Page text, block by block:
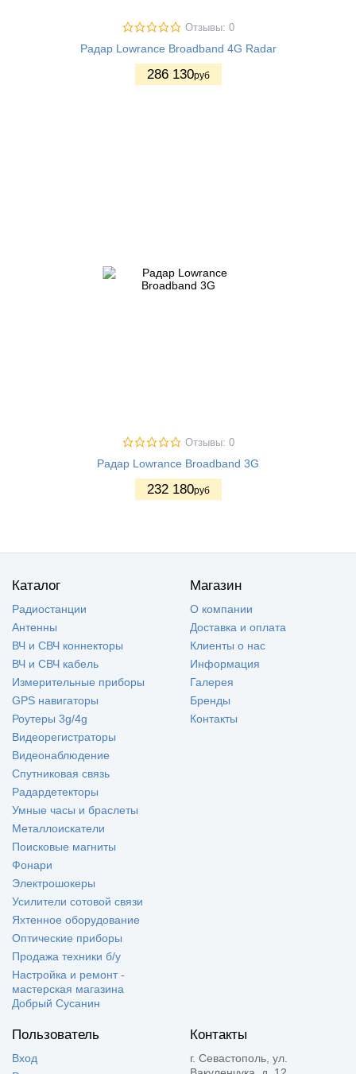
Отзывы: 0
Радар Lowrance Broadband 4G Radar
286 130руб
Отзывы: 0
Радар Lowrance Broadband 3G
232 180руб
Каталог
Радиостанции
Антенны
ВЧ и СВЧ коннекторы
ВЧ и СВЧ кабель
Измерительные приборы
GPS навигаторы
Роутеры 3g/4g
Видеорегистраторы
Видеонаблюдение
Спутниковая связь
Радардетекторы
Умные часы и браслеты
Металлоискатели
Поисковые магниты
Фонари
Электрошокеры
Усилители сотовой связи
Яхтенное оборудование
Оптические приборы
Продажа техники б/у
Настройка и ремонт -
мастерская магазина
Добрый Сусанин
Магазин
О компании
Доставка и оплата
Клиенты о нас
Информация
Галерея
Бренды
Контакты
Пользователь
Вход
Контакты
г. Севастополь, ул.